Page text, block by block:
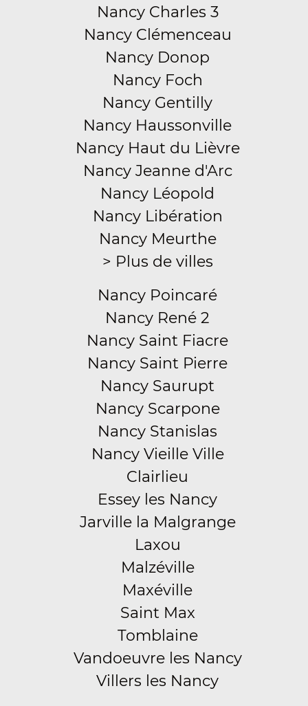
Nancy Charles 3
Nancy Clémenceau
Nancy Donop
Nancy Foch
Nancy Gentilly
Nancy Haussonville
Nancy Haut du Lièvre
Nancy Jeanne d'Arc
Nancy Léopold
Nancy Libération
Nancy Meurthe
> Plus de villes
Nancy Poincaré
Nancy René 2
Nancy Saint Fiacre
Nancy Saint Pierre
Nancy Saurupt
Nancy Scarpone
Nancy Stanislas
Nancy Vieille Ville
Clairlieu
Essey les Nancy
Jarville la Malgrange
Laxou
Malzéville
Maxéville
Saint Max
Tomblaine
Vandoeuvre les Nancy
Villers les Nancy